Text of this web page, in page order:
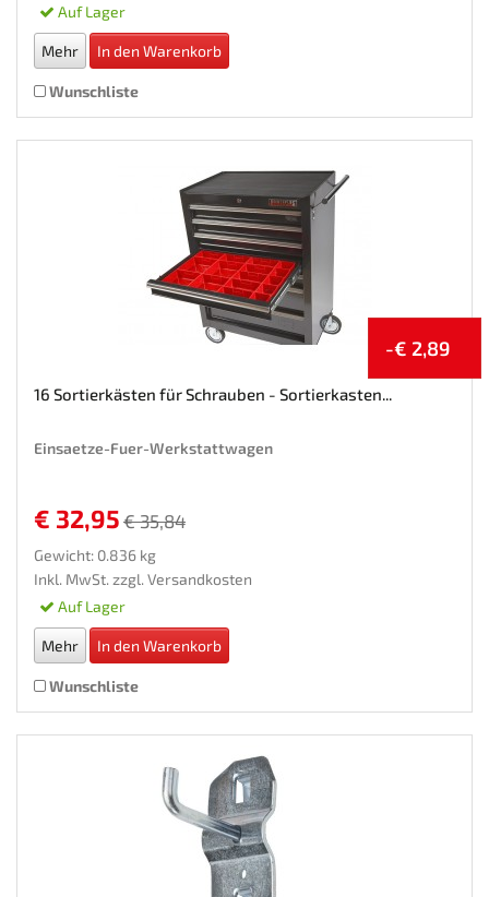
Auf Lager
Mehr In den Warenkorb
Wunschliste
-€ 2,89
16 Sortierkästen für Schrauben - Sortierkasten...
Einsaetze-Fuer-Werkstattwagen
€ 32,95 € 35,84
Gewicht: 0.836 kg
Inkl. MwSt. zzgl. Versandkosten
Auf Lager
Mehr In den Warenkorb
Wunschliste